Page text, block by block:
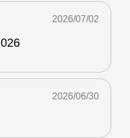
2026/07/02
2026/06/30